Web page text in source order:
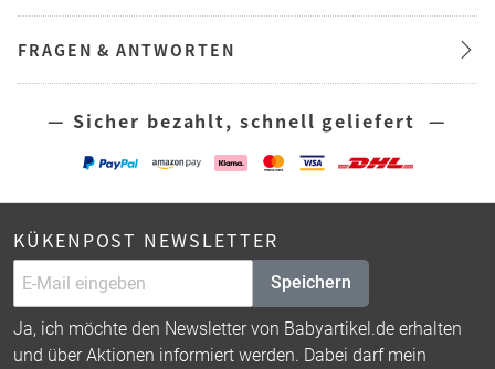
FRAGEN & ANTWORTEN
— Sicher bezahlt, schnell geliefert —
KÜKENPOST NEWSLETTER
Speichern
Ja, ich möchte den Newsletter von Babyartikel.de erhalten
und über Aktionen informiert werden. Dabei darf mein